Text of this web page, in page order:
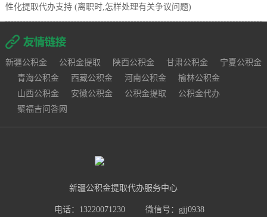
性化提取代办支持 (离职时,怎样处理有关争议问题)
新疆公积金 公积金提取 陕西公积金 甘肃公积金
宁夏公积金
青海公积金
西藏公积金 河南公积金
榆林公积金
山西公积金
安徽公积金 公积金提取
公积金代办
聚福吉问答网
新疆公积金提取代办服务中心
电话：13220071230 微信号：gjj0938